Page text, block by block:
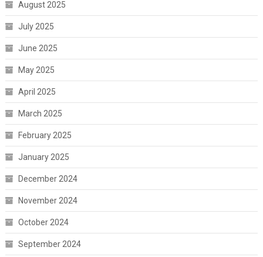
August 2025
July 2025
June 2025
May 2025
April 2025
March 2025
February 2025
January 2025
December 2024
November 2024
October 2024
September 2024